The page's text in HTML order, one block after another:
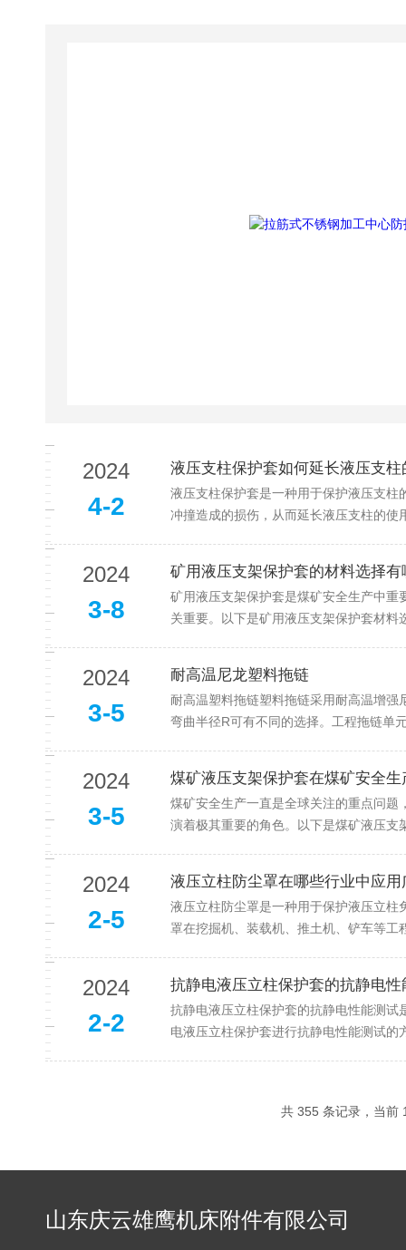
2024
4-2
液压支柱保护套如何延长液压支
液压支柱保护套是一种用于保护液压支
冲撞造成的损伤，从而延长液压支柱的
2024
3-8
矿用液压支架保护套的材料选择有
矿用液压支架保护套是煤矿安全生产中
关重要。以下是矿用液压支架保护套材
2024
3-5
耐高温尼龙塑料拖链
耐高温塑料拖链塑料拖链采用耐高温增
弯曲半径R可有不同的选择。工程拖链单
2024
3-5
煤矿液压支架保护套在煤矿安全生
煤矿安全生产一直是全球关注的重点问
演着极其重要的角色。以下是煤矿液压
2024
2-5
液压立柱防尘罩在哪些行业中应用
液压立柱防尘罩是一种用于保护液压立
罩在挖掘机、装载机、推土机、铲车等
2024
2-2
抗静电液压立柱保护套的抗静电
抗静电液压立柱保护套的抗静电性能测
电液压立柱保护套进行抗静电性能测试
共 355 条记录，当
山东庆云雄鹰机床附件有限公司